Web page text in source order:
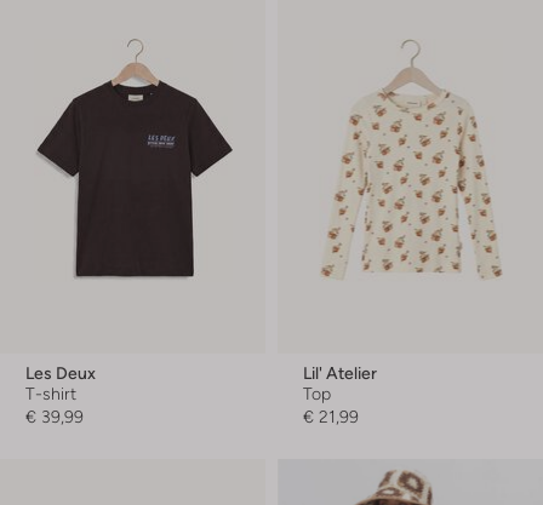
Les Deux
T-shirt
€ 39,99
Lil' Atelier
Top
€ 21,99